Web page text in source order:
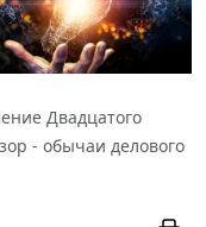
Двадцатого
- обычаи делового